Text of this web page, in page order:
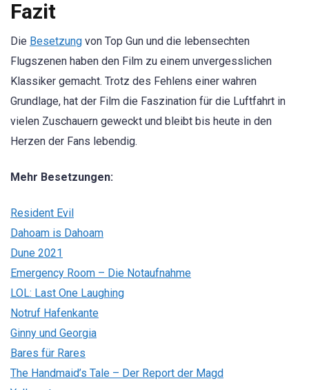
Fazit
Die Besetzung von Top Gun und die lebensechten
Flugszenen haben den Film zu einem unvergesslichen
Klassiker gemacht. Trotz des Fehlens einer wahren
Grundlage, hat der Film die Faszination für die Luftfahrt in
vielen Zuschauern geweckt und bleibt bis heute in den
Herzen der Fans lebendig.
Mehr Besetzungen:
Resident Evil
Dahoam is Dahoam
Dune 2021
Emergency Room – Die Notaufnahme
LOL: Last One Laughing
Notruf Hafenkante
Ginny und Georgia
Bares für Rares
The Handmaid’s Tale – Der Report der Magd